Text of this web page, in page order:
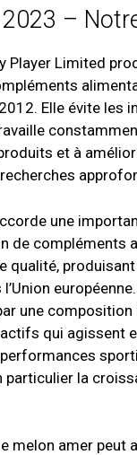
–
Player Limited
Elle évite les
et à
une
de compléments
qualité,
une
qui agissent
particulier la
melon amer peut